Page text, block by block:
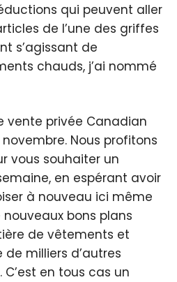
qui peuvent aller
de l’une des griffes
s’agissant de
chauds, j’ai nommé
vente privée Canadian
Nous profitons
vous souhaiter un
en espérant avoir
à nouveau ici même
bons plans
de vêtements et
milliers d’autres
en tous cas un